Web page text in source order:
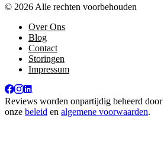
© 2026 Alle rechten voorbehouden
Over Ons
Blog
Contact
Storingen
Impressum
Reviews worden onpartijdig beheerd door
onze beleid en algemene voorwaarden.